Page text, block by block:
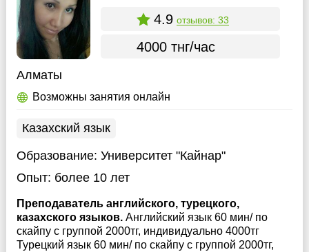
4.9 отзывов: 33
4000 тнг/час
Алматы
Возможны занятия онлайн
Казахский язык
Образование: Университет "Кайнар"
Опыт: более 10 лет
Преподаватель английского, турецкого,
казахского языков. Английский язык 60 мин/ по
скайпу с группой 2000тг, индивидуально 4000тг
Турецкий язык 60 мин/ по скайпу с группой 2000тг,